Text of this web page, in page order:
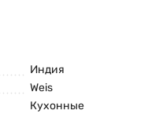
Индия
Weis
Кухонные